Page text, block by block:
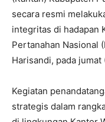
secara resmi
integritas di hadapan
Pertanahan Nasional
Harisandi, pada jumat
‎Kegiatan
strategis dalam